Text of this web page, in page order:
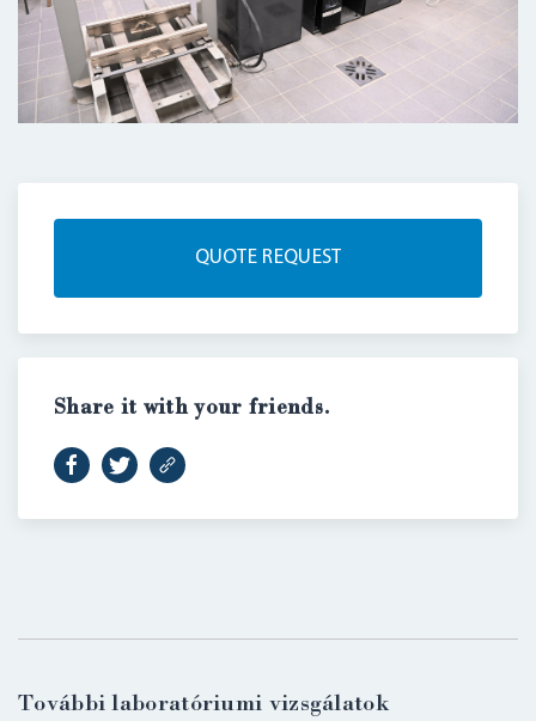
QUOTE REQUEST
Share it with your friends.
További laboratóriumi vizsgálatok